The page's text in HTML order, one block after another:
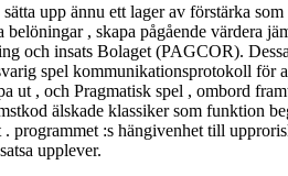
upp ännu ett lager av förstärka
, skapa pågående värdera
och insats Bolaget (PAGCOR).
spel kommunikationsprotokoll för
, och Pragmatisk spel , ombord
älskade klassiker som funktion
:s hängivenhet till
upplever.